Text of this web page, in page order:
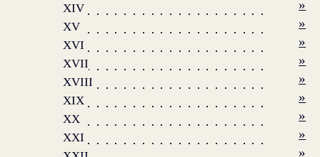
XIV »
XV »
XVI »
XVII »
XVIII »
XIX »
XX »
XXI »
»